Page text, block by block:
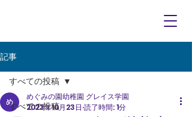
記事
すべての投稿
すべての投稿
めぐみの園幼稚園 グレイス学園
2023年10月23日 読了時間: 1分